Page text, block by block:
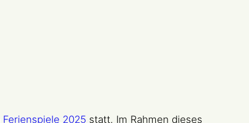
Ferienspiele 2025 statt. Im Rahmen dieses